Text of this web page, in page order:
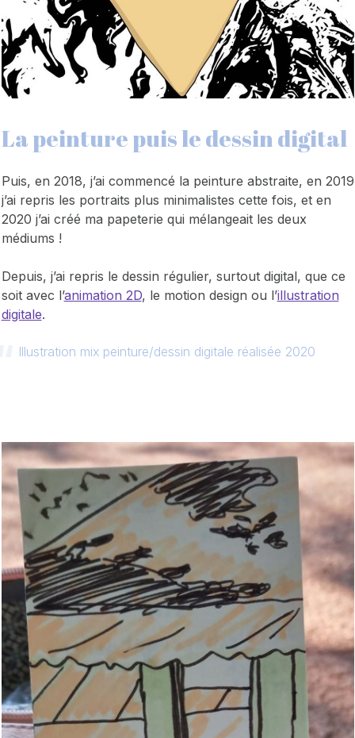
La peinture puis le dessin digital
Puis, en 2018, j’ai commencé la peinture abstraite, en 2019
j’ai repris les portraits plus minimalistes cette fois, et en
2020 j’ai créé ma papeterie qui mélangeait les deux
médiums !
Depuis, j’ai repris le dessin régulier, surtout digital, que ce
soit avec l’animation 2D, le motion design ou l’illustration
digitale.
Illustration mix peinture/dessin digitale réalisée 2020